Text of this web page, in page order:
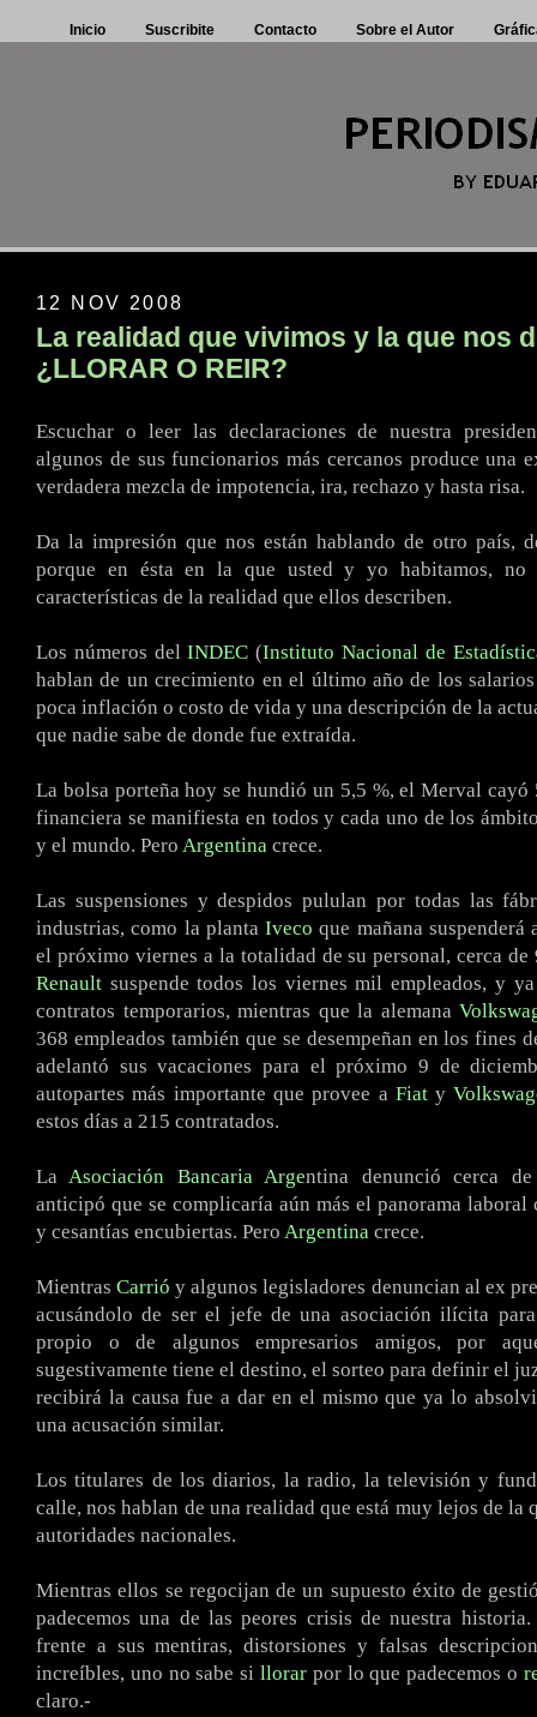
Inicio Suscribite Contacto Sobre el Autor
12 NOV 2008
La realidad que vivimos y la que nos
¿LLORAR O REIR?
Escuchar o leer las declaraciones de nuestra
algunos de sus funcionarios más cercanos produce una
verdadera mezcla de impotencia, ira, rechazo y hasta risa.
Da la impresión que nos están hablando de otro país,
porque en ésta en la que usted y yo habitamos, no
características de la realidad que ellos describen.
Los números delINDEC (Instituto Nacional de
hablan de un crecimiento en el último año de los
poca inflación o costo de vida y una descripción de la
que nadie sabe de donde fue extraída.
La bolsa porteña hoy se hundió un 5,5 %, el Merval
financiera se manifiesta en todos y cada uno de los
y el mundo. Pero Argentina crece.
Las suspensiones y despidos pululan por todas las
industrias, como la plantaIveco que mañana
el próximo viernes a la totalidad de su personal, cerca de
Renault suspende todos los viernes mil empleados, y
contratos temporarios, mientras que la alemana
368 empleados también que se desempeñan en los fines
adelantó sus vacaciones para el próximo 9 de
autopartes más importante que provee a Fiaty
estos días a 215 contratados.
LaAsociación Bancaria Argentina denunció cerca
anticipó que se complicaría aún más el panorama laboral
y cesantías encubiertas. Pero Argentina crece.
MientrasCarrió y algunos legisladores denuncian al ex
acusándolo de ser el jefe de una asociación ilícita
propio o de algunos empresarios amigos, por
sugestivamente tiene el destino, el sorteo para definir el
recibirá la causa fue a dar en el mismo que ya lo
una acusación similar.
Los titulares de los diarios, la radio, la televisión y
calle, nos hablan de una realidad que está muy lejos de la
autoridades nacionales.
Mientras ellos se regocijan de un supuesto éxito de
padecemos una de las peores crisis de nuestra
frente a sus mentiras, distorsiones y falsas
increíbles, uno no sabe si llorarpor lo que padecemos o
claro.-